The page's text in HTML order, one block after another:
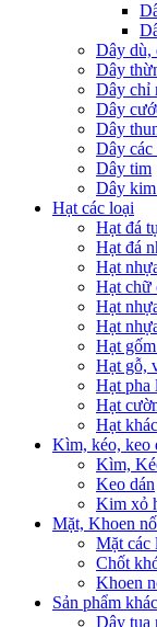
Dây dù,
Dây
Dây chỉ
Dây
Dây
Dây các
Dây tim
Dây
Hạt các loại
Hạt đá
Hạt đá
Hạt
Hạt chữ
Hạt
Hạt
Hạt
Hạt gỗ,
Hạt pha
Hạt
Hạt khác
Kìm, kéo, keo
Kìm,
Keo dán
Kim xỏ
Mặt, Khoen
Mặt các
Chốt
Khoen
Sản phẩm khác
Dây tua